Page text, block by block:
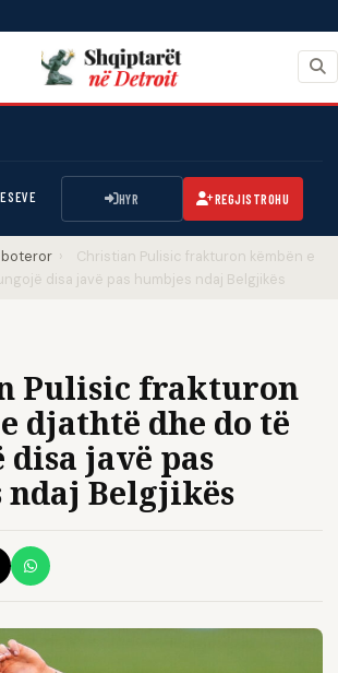
HYR REGJISTROHU
boteror ›
Christian Pulisic frakturon këmbën e
disa javë pas humbjes ndaj Belgjikës
Pulisic frakturon
djathtë dhe do të
javë pas
ndaj Belgjikës